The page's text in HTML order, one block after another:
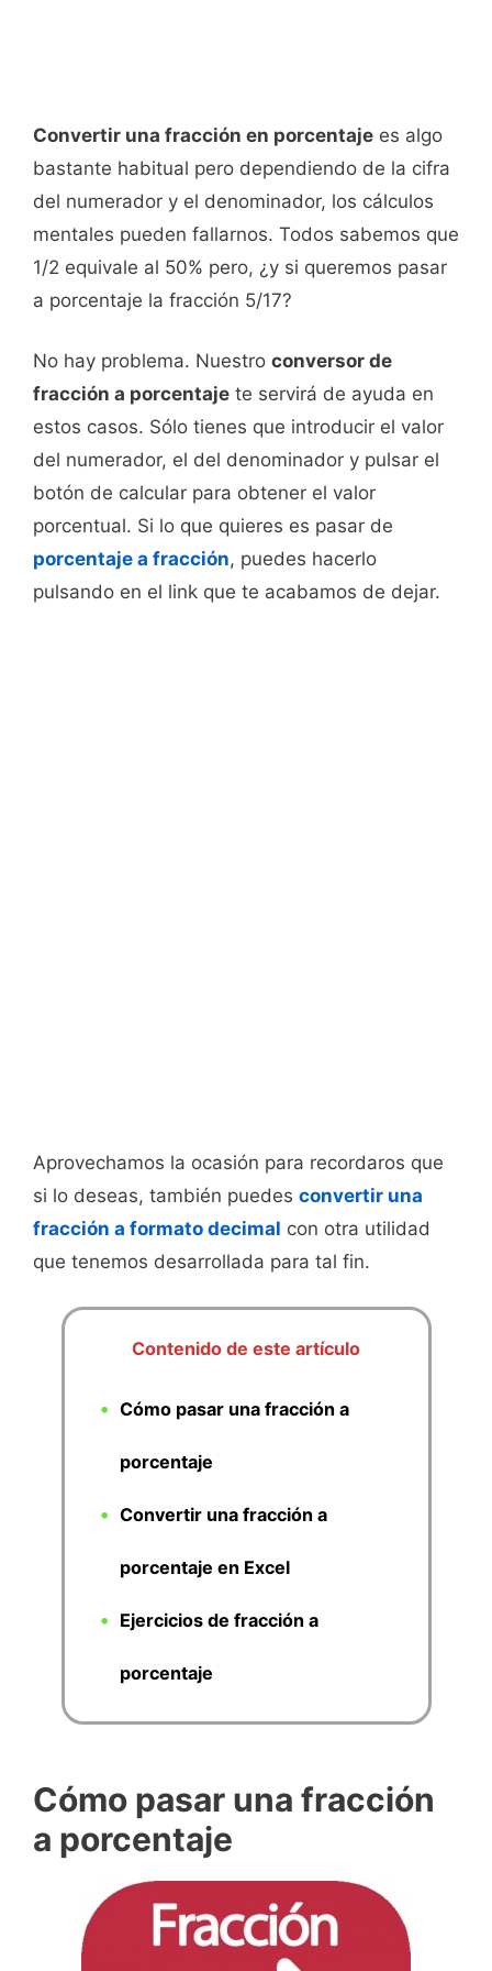
Convertir una fracción en porcentaje es algo
bastante habitual pero dependiendo de la cifra
del numerador y el denominador, los cálculos
mentales pueden fallarnos. Todos sabemos que
1/2 equivale al 50% pero, ¿y si queremos pasar
a porcentaje la fracción 5/17?
No hay problema. Nuestro conversor de
fracción a porcentaje te servirá de ayuda en
estos casos. Sólo tienes que introducir el valor
del numerador, el del denominador y pulsar el
botón de calcular para obtener el valor
porcentual. Si lo que quieres es pasar de
porcentaje a fracción, puedes hacerlo
pulsando en el link que te acabamos de dejar.
Aprovechamos la ocasión para recordaros que
si lo deseas, también puedes convertir una
fracción a formato decimal con otra utilidad
que tenemos desarrollada para tal fin.
Contenido de este artículo
Cómo pasar una fracción a
porcentaje
Convertir una fracción a
porcentaje en Excel
Ejercicios de fracción a
porcentaje
Cómo pasar una fracción
a porcentaje